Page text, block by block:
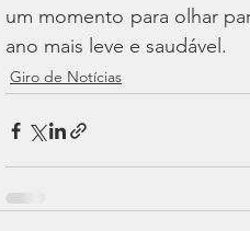
um momento para olhar
ano mais leve e saudável.
Giro de Notícias